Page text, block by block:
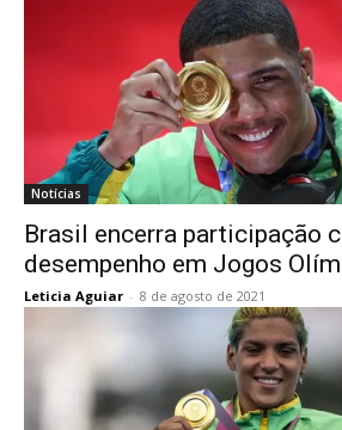
Notícias
Brasil encerra participação
desempenho em Jogos
Leticia Aguiar - 8 de agosto de 2021